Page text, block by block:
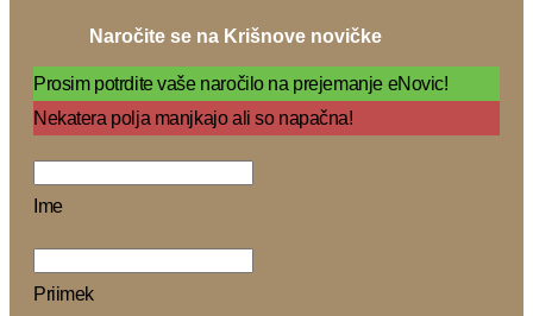
Naročite se na Krišnove novičke
Prosim potrdite vaše naročilo na prejemanje eNovic!
Nekatera polja manjkajo ali so napačna!
Ime
Priimek